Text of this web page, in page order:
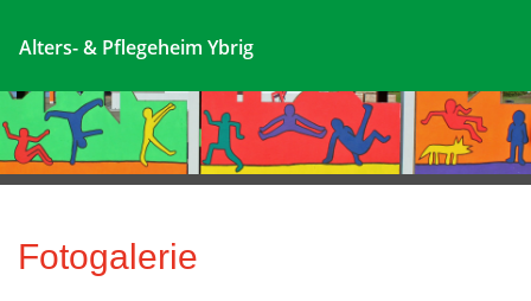
Alters- & Pflegeheim Ybrig
Fotogalerie